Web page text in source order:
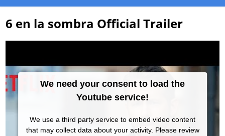
6 en la sombra Official Trailer
We need your consent to load the
Youtube service!
We use a third party service to embed video content
that may collect data about your activity. Please review